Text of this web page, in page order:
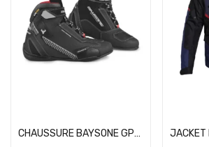
CHAUSSURE BAYSONE GPX NOIR/GRIS